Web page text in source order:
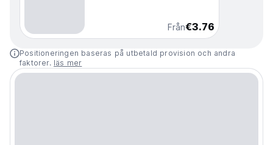
Från€3.76
Positioneringen baseras på utbetald provision och andra
faktorer. läs mer